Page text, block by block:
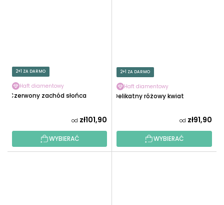
2+1 ZA DARMO
Haft diamentowy
Czerwony zachód słońca
od zł101,90
WYBIERAĆ
2+1 ZA DARMO
Haft diamentowy
Delikatny różowy kwiat
od zł91,90
WYBIERAĆ